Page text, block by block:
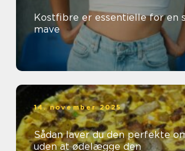
Kostfibre er essentielle for en
mave
14. november 2025
Sådan laver du den perfekte
uden at ødelægge den